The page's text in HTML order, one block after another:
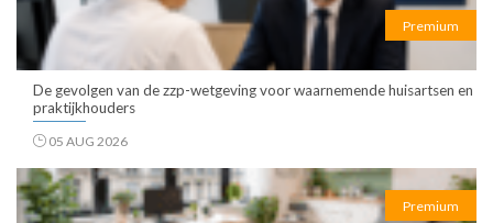
Premium
De gevolgen van de zzp-wetgeving voor waarnemende huisartsen en
praktijkhouders
05 AUG 2026
Premium